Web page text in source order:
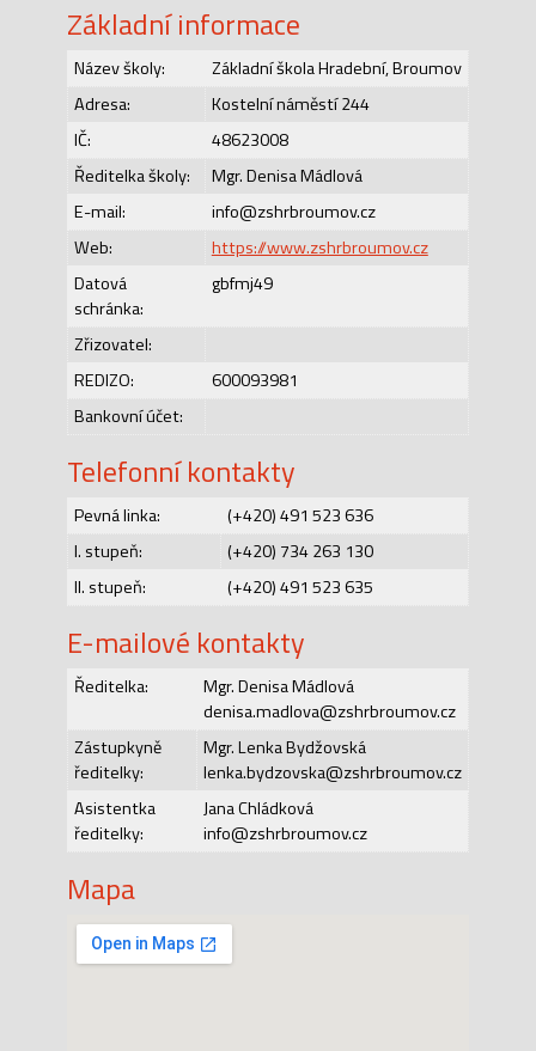
Základní informace
Název školy:
Základní škola Hradební, Broumov
Adresa:
Kostelní náměstí 244
IČ:
48623008
Ředitelka školy:
Mgr. Denisa Mádlová
E-mail:
info@zshrbroumov.cz
Web:
https://www.zshrbroumov.cz
Datová
schránka:
gbfmj49
Zřizovatel:
REDIZO:
600093981
Bankovní účet:
Telefonní kontakty
Pevná linka:
(+420) 491 523 636
I. stupeň:
(+420) 734 263 130
II. stupeň:
(+420) 491 523 635
E-mailové kontakty
Ředitelka:
Mgr. Denisa Mádlová
denisa.madlova@zshrbroumov.cz
Zástupkyně
ředitelky:
Mgr. Lenka Bydžovská
lenka.bydzovska@zshrbroumov.cz
Asistentka
ředitelky:
Jana Chládková
info@zshrbroumov.cz
Mapa